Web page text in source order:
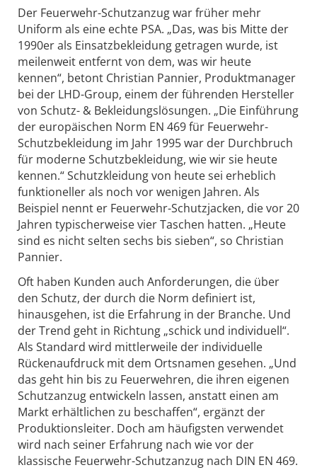
Der Feuerwehr-Schutzanzug war früher mehr
Uniform als eine echte PSA. „Das, was bis Mitte der
1990er als Einsatzbekleidung getragen wurde, ist
meilenweit entfernt von dem, was wir heute
kennen“, betont Christian Pannier, Produktmanager
bei der LHD-Group, einem der führenden Hersteller
von Schutz- & Bekleidungslösungen. „Die Einführung
der europäischen Norm EN 469 für Feuerwehr-
Schutzbekleidung im Jahr 1995 war der Durchbruch
für moderne Schutzbekleidung, wie wir sie heute
kennen.“ Schutzkleidung von heute sei erheblich
funktioneller als noch vor wenigen Jahren. Als
Beispiel nennt er Feuerwehr-Schutzjacken, die vor 20
Jahren typischerweise vier Taschen hatten. „Heute
sind es nicht selten sechs bis sieben“, so Christian
Pannier.
Oft haben Kunden auch Anforderungen, die über
den Schutz, der durch die Norm definiert ist,
hinausgehen, ist die Erfahrung in der Branche. Und
der Trend geht in Richtung „schick und individuell“.
Als Standard wird mittlerweile der individuelle
Rückenaufdruck mit dem Ortsnamen gesehen. „Und
das geht hin bis zu Feuerwehren, die ihren eigenen
Schutzanzug entwickeln lassen, anstatt einen am
Markt erhältlichen zu beschaffen“, ergänzt der
Produktionsleiter. Doch am häufigsten verwendet
wird nach seiner Erfahrung nach wie vor der
klassische Feuerwehr-Schutzanzug nach DIN EN 469.